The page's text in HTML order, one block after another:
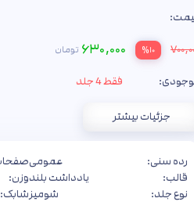
%۱۰ ۶۳۰,۰۰۰ تومان
فقط 4 جلد
جزئیات بیشتر
رده سنی:
عمومی
قالب:
یادداشت بلند
نوع جلد:
شومیز
وزن:
شابک: